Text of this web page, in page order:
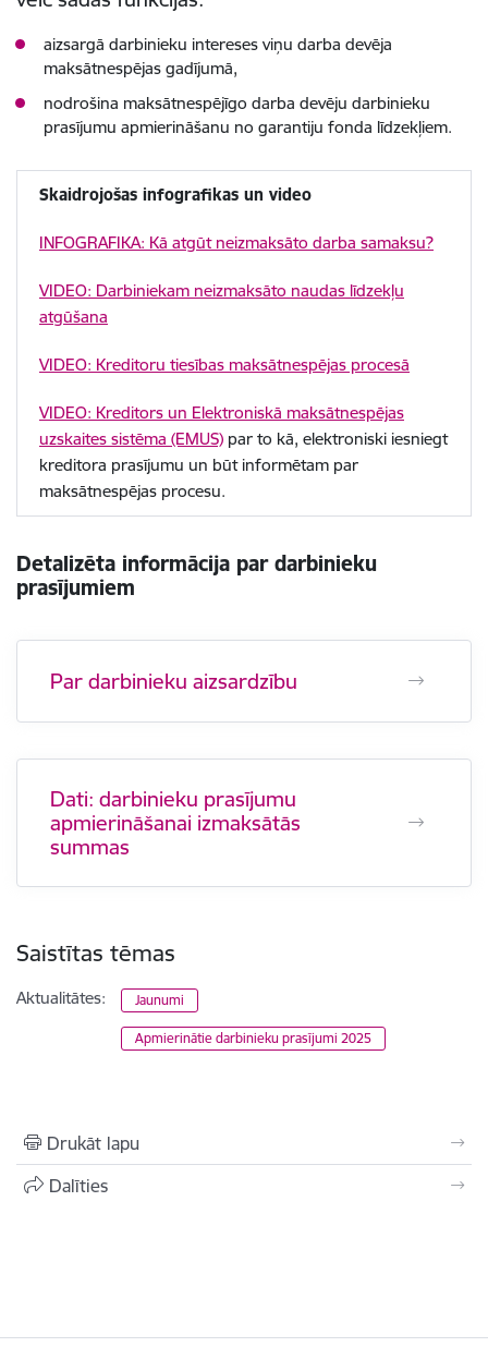
aizsargā darbinieku intereses viņu darba devēja
maksātnespējas gadījumā,
nodrošina maksātnespējīgo darba devēju darbinieku
prasījumu apmierināšanu no garantiju fonda līdzekļiem.
Skaidrojošas infografikas un video
INFOGRAFIKA: Kā atgūt neizmaksāto darba samaksu?
VIDEO: Darbiniekam neizmaksāto naudas līdzekļu
atgūšana
VIDEO: Kreditoru tiesības maksātnespējas procesā
VIDEO: Kreditors un Elektroniskā maksātnespējas
uzskaites sistēma (EMUS) par to kā, elektroniski iesniegt
kreditora prasījumu un būt informētam par
maksātnespējas procesu.
Detalizēta informācija par darbinieku
prasījumiem
Par darbinieku aizsardzību
Dati: darbinieku prasījumu
apmierināšanai izmaksātās
summas
Saistītas tēmas
Aktualitātes: Jaunumi
Apmierinātie darbinieku prasījumi 2025
Drukāt lapu
Dalīties